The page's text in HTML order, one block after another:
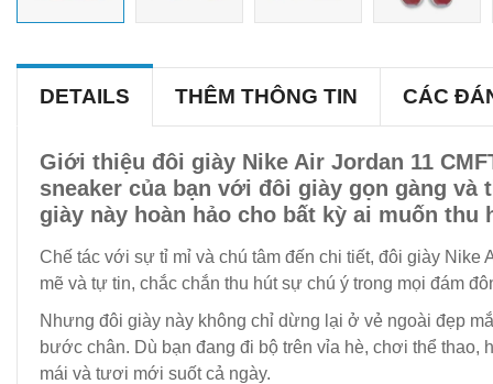
DETAILS THÊM THÔNG TIN CÁC
Giới thiệu đôi giày Nike Air Jordan 11
sneaker của bạn với đôi giày gọn gàng
giày này hoàn hảo cho bất kỳ ai muốn
Chế tác với sự tỉ mỉ và chú tâm đến chi tiết, đôi giày Nike
mẽ và tự tin, chắc chắn thu hút sự chú ý trong mọi đám
Nhưng đôi giày này không chỉ dừng lại ở vẻ ngoài đẹp
bước chân. Dù bạn đang đi bộ trên vỉa hè, chơi thể
mái và tươi mới suốt cả ngày.